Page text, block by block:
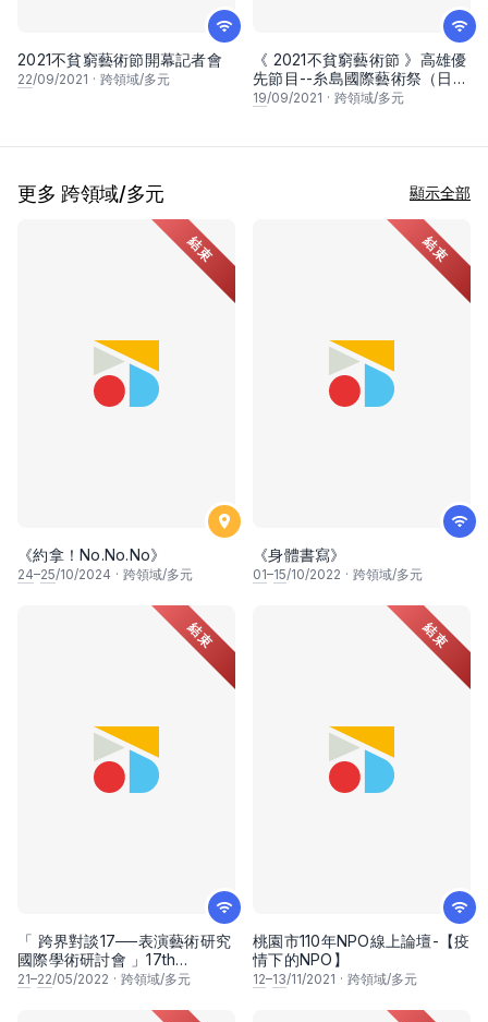
2021不貧窮藝術節開幕記者會
22/09/2021 · 跨領域/多元
《 2021不貧窮藝術節 》高雄優
先節目--糸島國際藝術祭（日
本） 線上分享會
19/09/2021 · 跨領域/多元
更多 跨領域/多元 顯示全部
結束
《約拿！No.No.No》
24–25/10/2024 · 跨領域/多元
結束
《身體書寫》
01–15/10/2022 · 跨領域/多元
結束
「 跨界對談17──表演藝術研究
國際學術研討會 」17th
Crossover Dialogues
21–22/05/2022 · 跨領域/多元
結束
桃園市110年NPO線上論壇-【疫
情下的NPO】
12–13/11/2021 · 跨領域/多元